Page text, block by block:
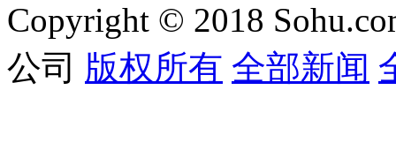
Copyright © 2018
公司 版权所有 全部新闻